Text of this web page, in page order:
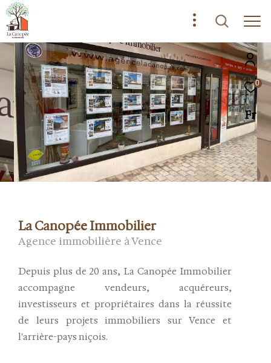
0
Fr
La Canopée Immobilier
Agence immobilière à Vence
Depuis plus de 20 ans, La Canopée Immobilier
accompagne vendeurs, acquéreurs,
investisseurs et propriétaires dans la réussite
de leurs projets immobiliers sur Vence et
l'arrière-pays niçois.